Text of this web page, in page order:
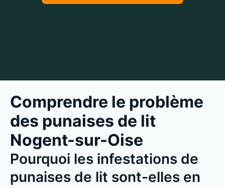
Comprendre le problème
des punaises de lit
Nogent-sur-Oise
Pourquoi les infestations de
punaises de lit sont-elles en